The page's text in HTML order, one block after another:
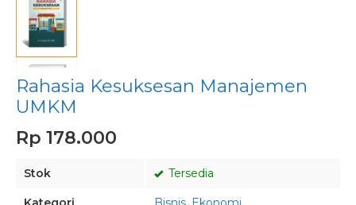
Rahasia Kesuksesan Manajemen
UMKM
Rp 178.000
Stok Tersedia